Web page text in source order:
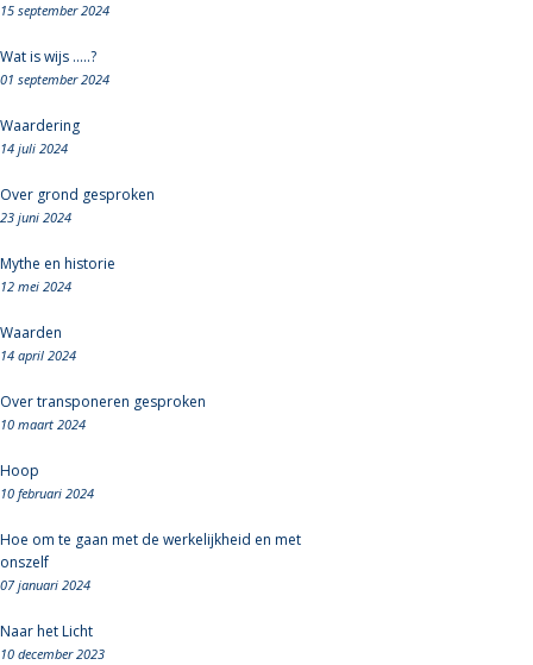
15 september 2024
Wat is wijs .....?
01 september 2024
Waardering
14 juli 2024
Over grond gesproken
23 juni 2024
Mythe en historie
12 mei 2024
Waarden
14 april 2024
Over transponeren gesproken
10 maart 2024
Hoop
10 februari 2024
Hoe om te gaan met de werkelijkheid en met
onszelf
07 januari 2024
Naar het Licht
10 december 2023